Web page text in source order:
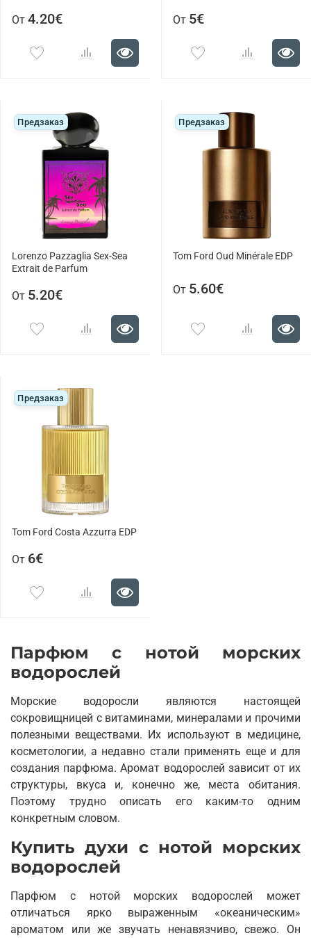
От 4.20€ От 5€
Предзаказ
Lorenzo Pazzaglia Sex-Sea
Extrait de Parfum
От 5.20€
Предзаказ
Tom Ford Oud Minérale EDP
От 5.60€
Предзаказ
Tom Ford Costa Azzurra EDP
От 6€
Парфюм с нотой морских
водорослей
Морские водоросли являются настоящей
сокровищницей с витаминами, минералами и прочими
полезными веществами. Их используют в медицине,
косметологии, а недавно стали применять еще и для
создания парфюма. Аромат водорослей зависит от их
структуры, вкуса и, конечно же, места обитания.
Поэтому трудно описать его каким-то одним
конкретным словом.
Купить духи с нотой морских
водорослей
Парфюм с нотой морских водорослей может
отличаться ярко выраженным «океаническим»
ароматом или же звучать ненавязчиво, свежо. Он